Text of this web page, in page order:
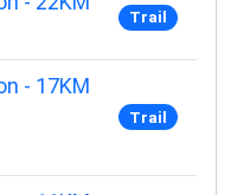
Trail
- 17KM
Trail